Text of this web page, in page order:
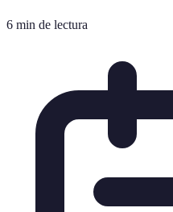
6 min de lectura